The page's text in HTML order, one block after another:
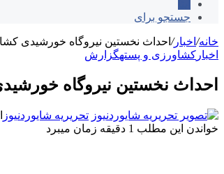
جستجو برای
خانه/ اخبار/ احداث نخستین نیروگاه خورشیدی
اخبار کشاورزی و پستهگزارش
احداث نخستین نیروگاه
تحریریه شایوردنیوز
خواندن این مطلب 1 دقیقه زمان میبرد